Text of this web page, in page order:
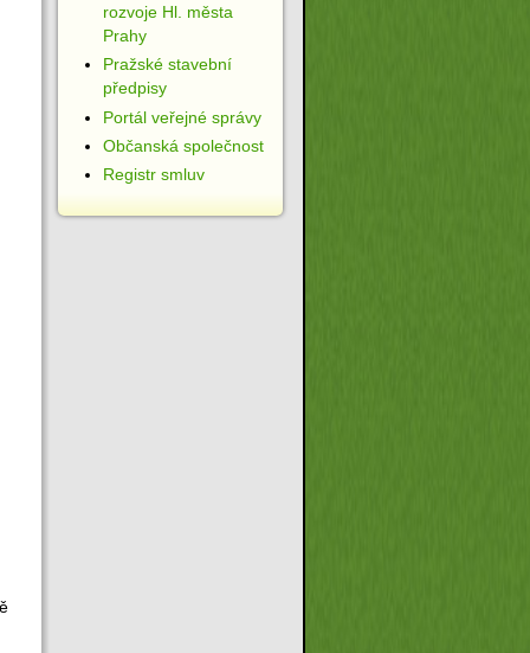
rozvoje Hl. města
Prahy
Pražské stavební
předpisy
Portál veřejné správy
Občanská společnost
Registr smluv